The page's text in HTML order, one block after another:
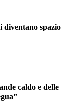
diventano spazio
caldo e delle